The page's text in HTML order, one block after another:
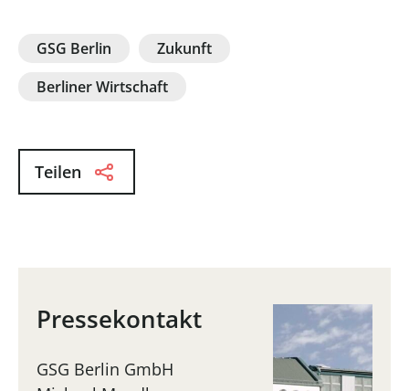
GSG Berlin
Zukunft
Berliner Wirtschaft
Teilen
Pressekontakt
GSG Berlin GmbH